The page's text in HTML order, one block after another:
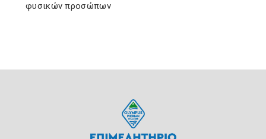
φυσικών προσώπων